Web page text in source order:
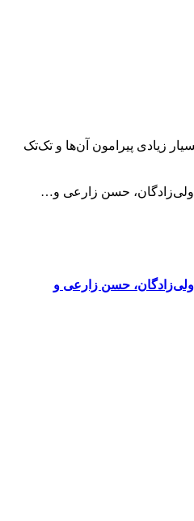
زیادی پیرامون آن‌ها و تک‌تک
ولی‌زادگان، حسن زارعی و…
ولی‌زادگان، حسن زارعی و